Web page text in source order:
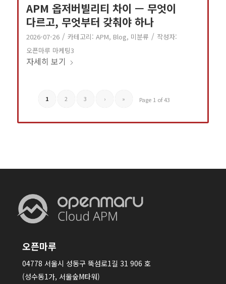
APM 옵저버빌리티 차이 — 무엇이
다르고, 무엇부터 갖춰야 하나
2026-07-26 / 카테고리: APM, Blog, 미분류 / 작성자:
오픈마루 마케팅3
자세히 보기
Page 1 of 43
1 2 3 › »
오픈마루
04778 서울시 성동구 뚝섬로1길 31 906 호
(성수동1가, 서울숲M타워)